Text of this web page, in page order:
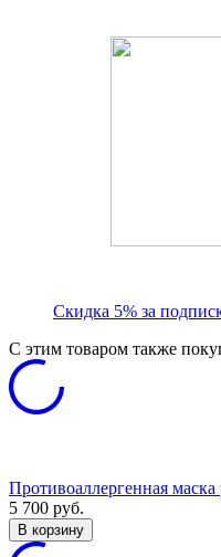
Скидка 5% за
C этим товаром также
Противоаллергенная
5 700 руб.
В корзину